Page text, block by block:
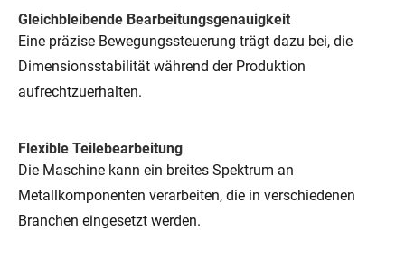
Gleichbleibende Bearbeitungsgenauigkeit
Eine präzise Bewegungssteuerung trägt dazu bei, die
Dimensionsstabilität während der Produktion
aufrechtzuerhalten.
Flexible Teilebearbeitung
Die Maschine kann ein breites Spektrum an
Metallkomponenten verarbeiten, die in verschiedenen
Branchen eingesetzt werden.